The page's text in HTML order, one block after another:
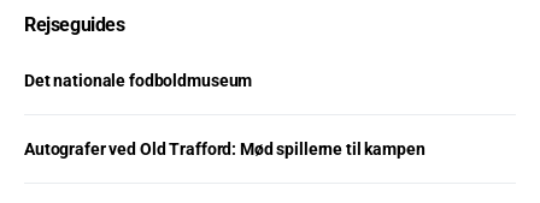
Rejseguides
Det nationale fodboldmuseum
Autografer ved Old Trafford: Mød spillerne til kampen